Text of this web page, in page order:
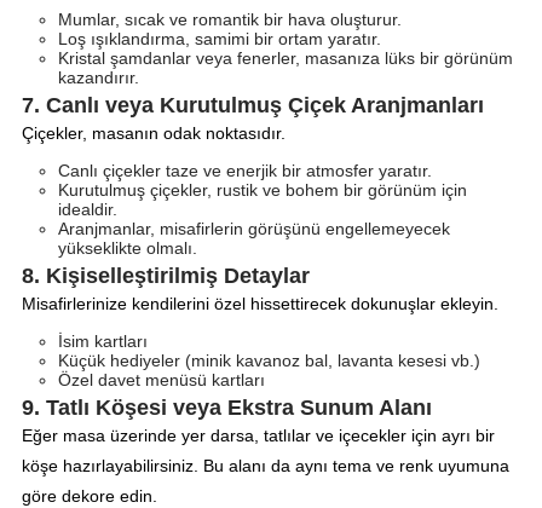
Mumlar, sıcak ve romantik bir hava oluşturur.
Loş ışıklandırma, samimi bir ortam yaratır.
Kristal şamdanlar veya fenerler, masanıza lüks bir görünüm
kazandırır.
7. Canlı veya Kurutulmuş Çiçek Aranjmanları
Çiçekler, masanın odak noktasıdır.
Canlı çiçekler taze ve enerjik bir atmosfer yaratır.
Kurutulmuş çiçekler, rustik ve bohem bir görünüm için
idealdir.
Aranjmanlar, misafirlerin görüşünü engellemeyecek
yükseklikte olmalı.
8. Kişiselleştirilmiş Detaylar
Misafirlerinize kendilerini özel hissettirecek dokunuşlar ekleyin.
İsim kartları
Küçük hediyeler (minik kavanoz bal, lavanta kesesi vb.)
Özel davet menüsü kartları
9. Tatlı Köşesi veya Ekstra Sunum Alanı
Eğer masa üzerinde yer darsa, tatlılar ve içecekler için ayrı bir
köşe hazırlayabilirsiniz. Bu alanı da aynı tema ve renk uyumuna
göre dekore edin.